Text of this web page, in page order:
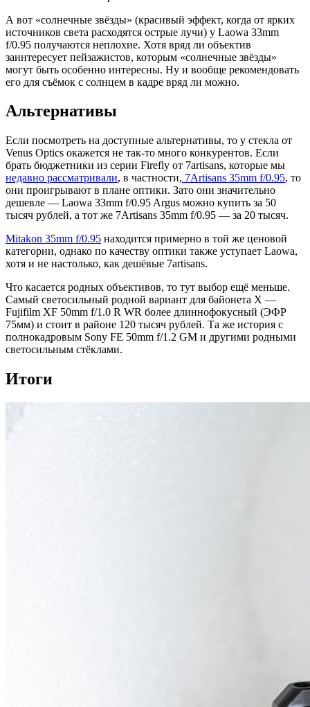
А вот «солнечные звёзды» (красивый эффект, когда от ярких
источников света расходятся острые лучи) у Laowa 33mm
f/0.95 получаются неплохие. Хотя вряд ли объектив
заинтересует пейзажистов, которым «солнечные звёзды»
могут быть особенно интересны. Ну и вообще рекомендовать
его для съёмок с солнцем в кадре вряд ли можно.
Альтернативы
Если посмотреть на доступные альтернативы, то у стекла от
Venus Optics окажется не так-то много конкурентов. Если
брать бюджетники из серии Firefly от 7artisans, которые мы
недавно рассматривали, в частности, 7Artisans 35mm f/0.95, то
они проигрывают в плане оптики. Зато они значительно
дешевле — Laowa 33mm f/0.95 Argus можно купить за 50
тысяч рублей, а тот же 7Artisans 35mm f/0.95 — за 20 тысяч.
Mitakon 35mm f/0.95 находится примерно в той же ценовой
категории, однако по качеству оптики также уступает Laowa,
хотя и не настолько, как дешёвые 7artisans.
Что касается родных объективов, то тут выбор ещё меньше.
Самый светосильный родной вариант для байонета X —
Fujifilm XF 50mm f/1.0 R WR более длиннофокусный (ЭФР
75мм) и стоит в районе 120 тысяч рублей. Та же история с
полнокадровым Sony FE 50mm f/1.2 GM и другими родными
светосильным стёклами.
Итоги